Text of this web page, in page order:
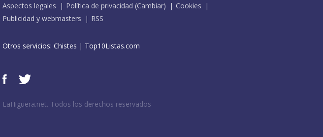
Aspectos legales
Política de privacidad (Cambiar)
Cookies
Publicidad y webmasters
RSS
Otros servicios: Chistes | Top10Listas.com
LaHiguera.net. Todos los derechos reservados